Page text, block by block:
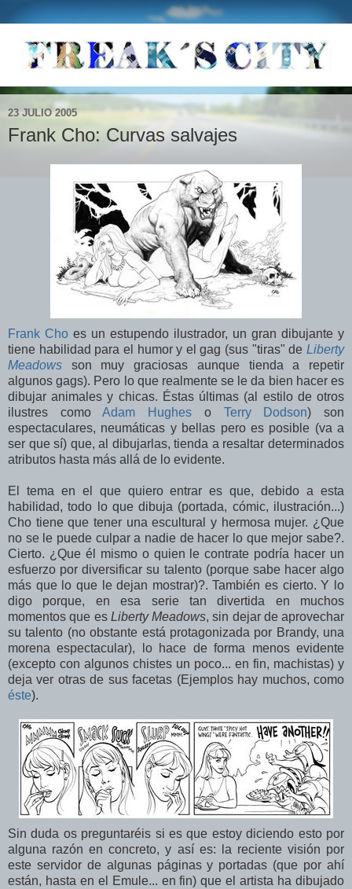
23 JULIO 2005
Frank Cho: Curvas salvajes
Frank Cho es un estupendo ilustrador, un gran dibujante y
tiene habilidad para el humor y el gag (sus "tiras" de Liberty
Meadows son muy graciosas aunque tienda a repetir
algunos gags). Pero lo que realmente se le da bien hacer es
dibujar animales y chicas. Éstas últimas (al estilo de otros
ilustres comoAdam Hughes o Terry Dodson) son
espectaculares, neumáticas y bellas pero es posible (va a
ser que sí) que, al dibujarlas, tienda a resaltar determinados
atributos hasta más allá de lo evidente.
El tema en el que quiero entrar es que, debido a esta
habilidad, todo lo que dibuja (portada, cómic, ilustración...)
Cho tiene que tener una escultural y hermosa mujer. ¿Que
no se le puede culpar a nadie de hacer lo que mejor sabe?.
Cierto. ¿Que él mismo o quien le contrate podría hacer un
esfuerzo por diversificar su talento (porque sabe hacer algo
más que lo que le dejan mostrar)?. También es cierto. Y lo
digo porque, en esa serie tan divertida en muchos
momentos que es Liberty Meadows, sin dejar de aprovechar
su talento (no obstante está protagonizada por Brandy, una
morena espectacular), lo hace de forma menos evidente
(excepto con algunos chistes un poco... en fin, machistas) y
deja ver otras de sus facetas (Ejemplos hay muchos, como
éste).
Sin duda os preguntaréis si es que estoy diciendo esto por
alguna razón en concreto, y así es: la reciente visión por
este servidor de algunas páginas y portadas (que por ahí
están, hasta en el Emule... en fin) que el artista ha dibujado